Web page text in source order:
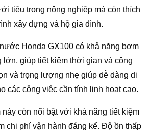
tiêu trong nông nghiệp mà còn thích
xây dựng và hộ gia đình.
Honda GX100 có khả năng bơm
giúp tiết kiệm thời gian và công
và trọng lượng nhẹ giúp dễ dàng di
các công việc cần tính linh hoạt cao.
còn nổi bật với khả năng tiết kiệm
chi phí vận hành đáng kể. Độ ồn thấp